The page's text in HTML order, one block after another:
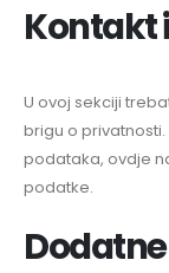
Kontakt
U ovoj sekciji
brigu o
podataka, ovdje
podatke.